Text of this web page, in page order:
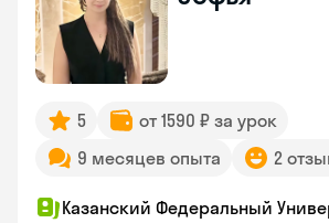
5
от 1590 ₽ за урок
9 месяцев опыта
2
Казанский Федеральный